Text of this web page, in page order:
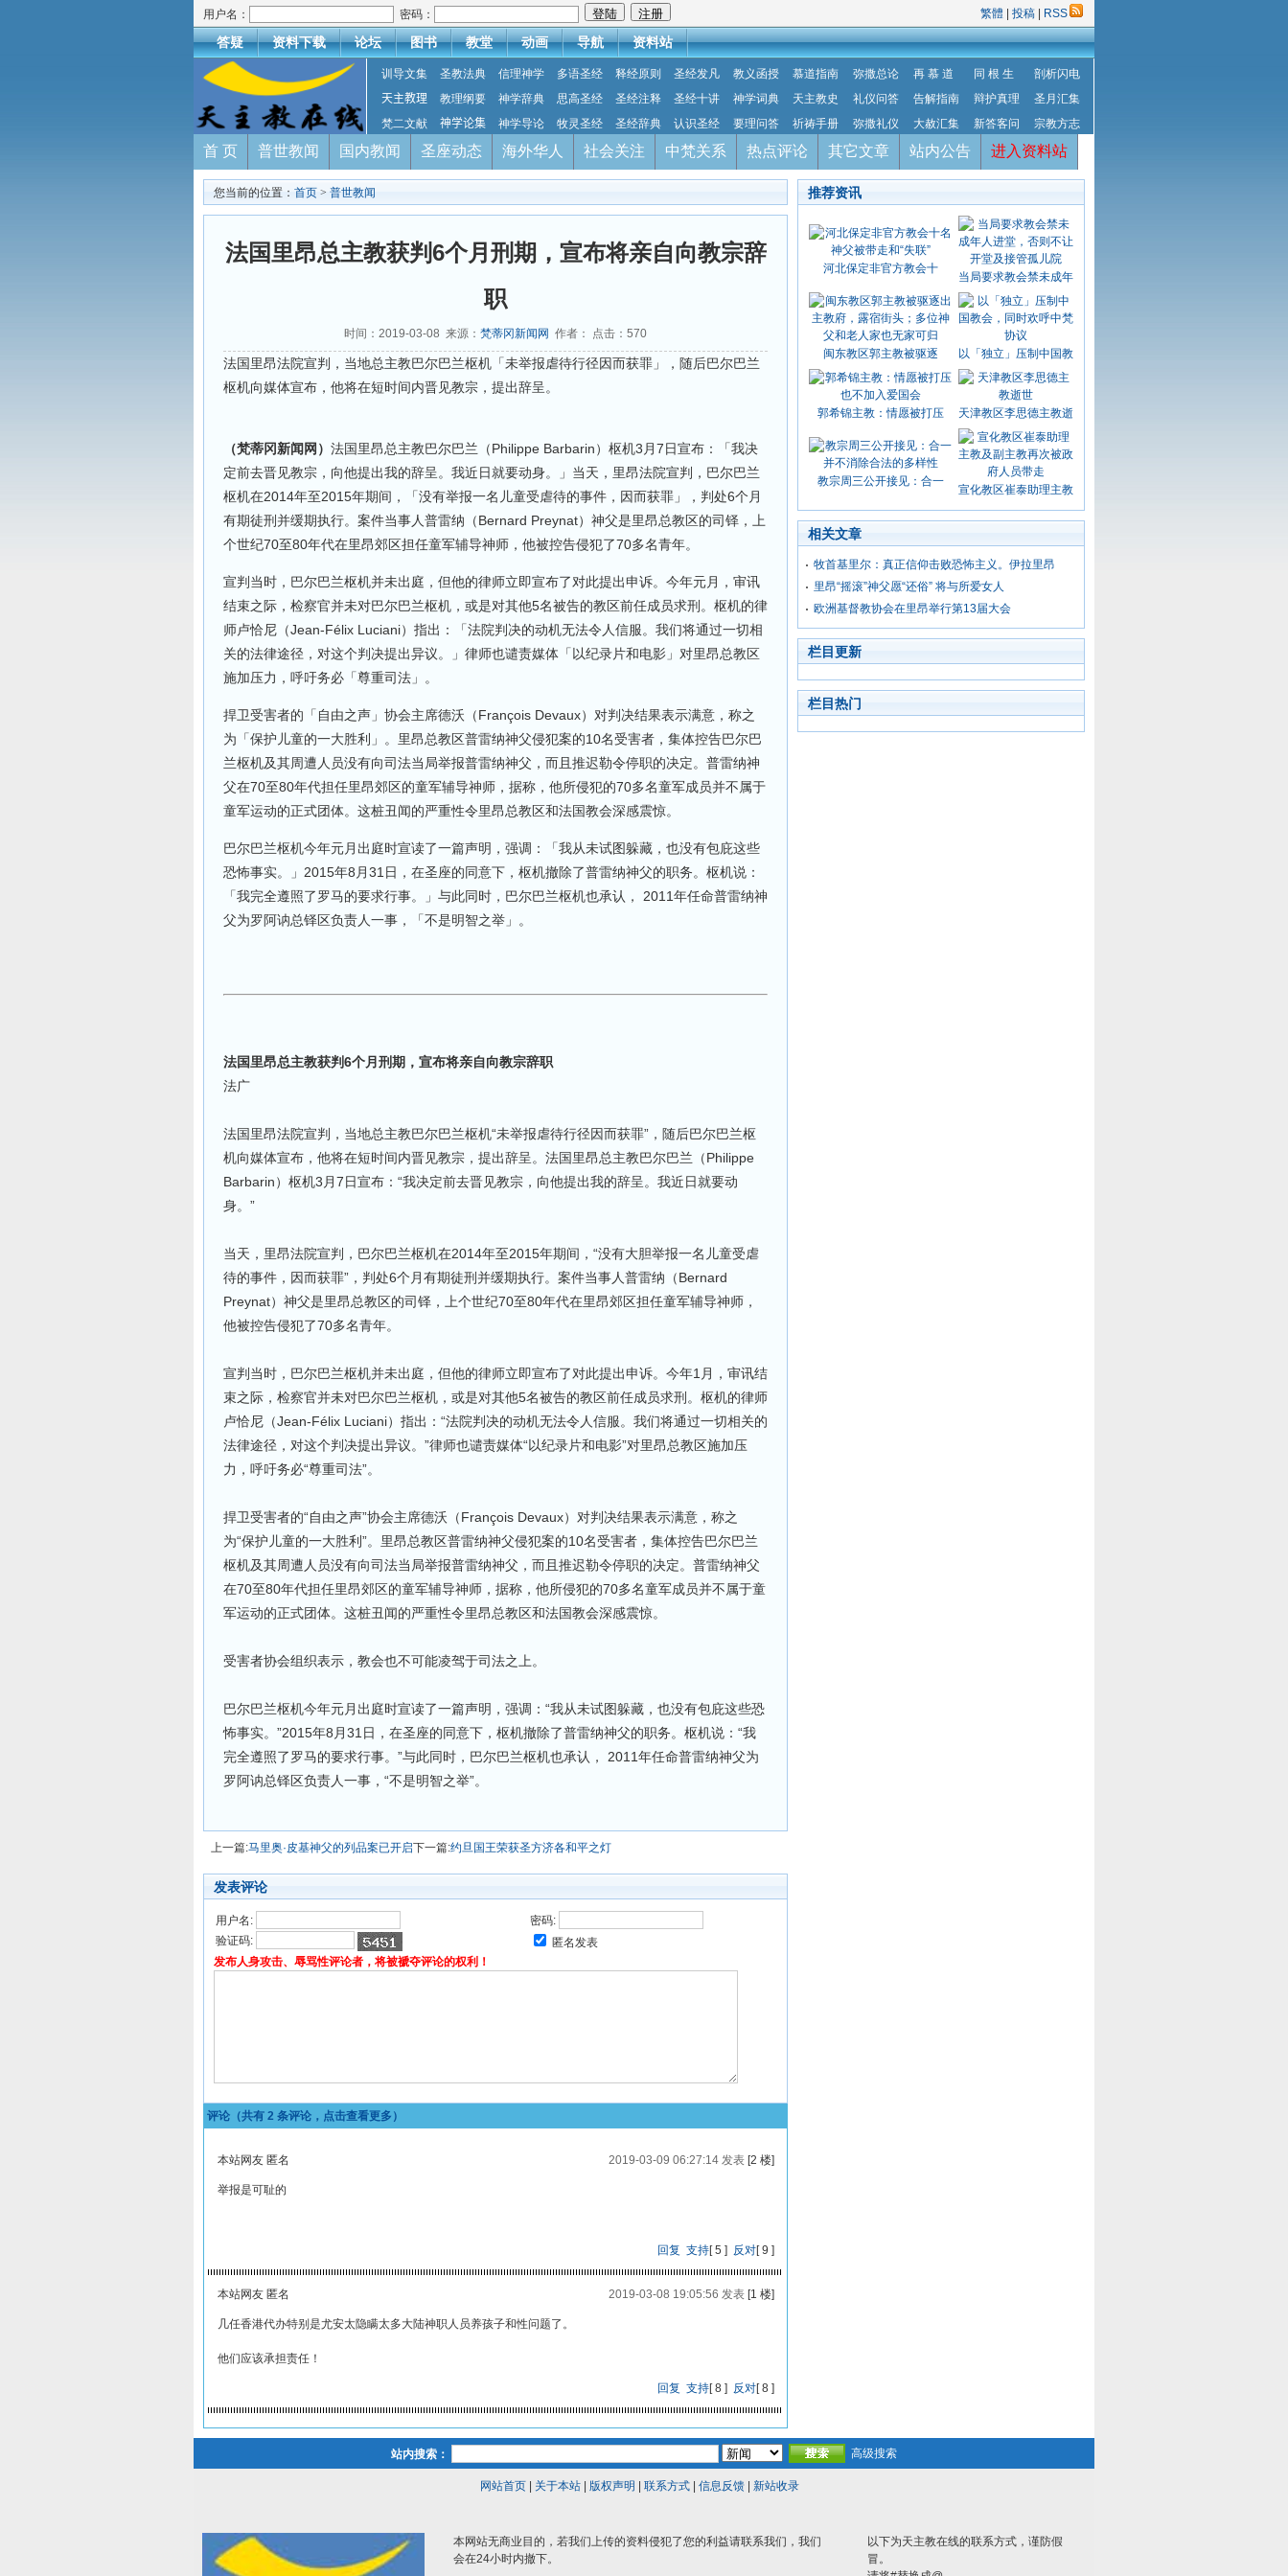
用户名： 密码： 繁體 投稿 RSS
答疑 资料下载 论坛 图书 教堂 动画 导航 资料站
训导文集 圣教法典 信理神学 多语圣经 释经原则 圣经发凡 教义函授 慕道指南 弥撒总论 再 慕 道 同 根 生
剖析闪电
天主教理
教理纲要 神学辞典 思高圣经 圣经注释 圣经十讲 神学词典 天主教史 礼仪问答 告解指南 辩护真理
圣月汇集
梵二文献
神学论集 神学导论 牧灵圣经 圣经辞典 认识圣经 要理问答 祈祷手册 弥撒礼仪 大赦汇集 新答客问 宗教方志
首 页 普世教闻 国内教闻 圣座动态 海外华人 社会关注 中梵关系 热点评论 其它文章 站内公告 进入资料站
您当前的位置： 首页 > 普世教闻
法国里昂总主教获判6个月刑期，宣布将亲自向教宗辞
职
时间：2019-03-08 来源： 梵蒂冈新闻网 作者： 点击： 570
法国里昂法院宣判，当地总主教巴尔巴兰枢机「未举报虐待行径因而获罪」，随后巴尔巴兰
枢机向媒体宣布，他将在短时间内晋见教宗，提出辞呈。
（梵蒂冈新闻网） 法国里昂总主教巴尔巴兰（Philippe Barbarin）枢机3月7日宣布：「我决
定前去晋见教宗，向他提出我的辞呈。我近日就要动身。」当天，里昂法院宣判，巴尔巴兰
枢机在2014年至2015年期间，「没有举报一名儿童受虐待的事件，因而获罪」，判处6个月
有期徒刑并缓期执行。案件当事人普雷纳（Bernard Preynat）神父是里昂总教区的司铎，上
个世纪70至80年代在里昂郊区担任童军辅导神师，他被控告侵犯了70多名青年。
宣判当时，巴尔巴兰枢机并未出庭，但他的律师立即宣布了对此提出申诉。今年元月，审讯
结束之际，检察官并未对巴尔巴兰枢机，或是对其他5名被告的教区前任成员求刑。枢机的律
师卢恰尼（Jean-Félix Luciani）指出：「法院判决的动机无法令人信服。我们将通过一切相
关的法律途径，对这个判决提出异议。」律师也谴责媒体「以纪录片和电影」对里昂总教区
施加压力，呼吁务必「尊重司法」。
捍卫受害者的「自由之声」协会主席德沃（François Devaux）对判决结果表示满意，称之
为「保护儿童的一大胜利」。里昂总教区普雷纳神父侵犯案的10名受害者，集体控告巴尔巴
兰枢机及其周遭人员没有向司法当局举报普雷纳神父，而且推迟勒令停职的决定。普雷纳神
父在70至80年代担任里昂郊区的童军辅导神师，据称，他所侵犯的70多名童军成员并不属于
童军运动的正式团体。这桩丑闻的严重性令里昂总教区和法国教会深感震惊。
巴尔巴兰枢机今年元月出庭时宣读了一篇声明，强调：「我从未试图躲藏，也没有包庇这些
恐怖事实。」2015年8月31日，在圣座的同意下，枢机撤除了普雷纳神父的职务。枢机说：
「我完全遵照了罗马的要求行事。」与此同时，巴尔巴兰枢机也承认， 2011年任命普雷纳神
父为罗阿讷总铎区负责人一事，「不是明智之举」。
法国里昂总主教获判6个月刑期，宣布将亲自向教宗辞职
法广
法国里昂法院宣判，当地总主教巴尔巴兰枢机“未举报虐待行径因而获罪”，随后巴尔巴兰枢
机向媒体宣布，他将在短时间内晋见教宗，提出辞呈。法国里昂总主教巴尔巴兰（Philippe
Barbarin）枢机3月7日宣布：“我决定前去晋见教宗，向他提出我的辞呈。我近日就要动
身。”
当天，里昂法院宣判，巴尔巴兰枢机在2014年至2015年期间，“没有大胆举报一名儿童受虐
待的事件，因而获罪”，判处6个月有期徒刑并缓期执行。案件当事人普雷纳（Bernard
Preynat）神父是里昂总教区的司铎，上个世纪70至80年代在里昂郊区担任童军辅导神师，
他被控告侵犯了70多名青年。
宣判当时，巴尔巴兰枢机并未出庭，但他的律师立即宣布了对此提出申诉。今年1月，审讯结
束之际，检察官并未对巴尔巴兰枢机，或是对其他5名被告的教区前任成员求刑。枢机的律师
卢恰尼（Jean-Félix Luciani）指出：“法院判决的动机无法令人信服。我们将通过一切相关的
法律途径，对这个判决提出异议。”律师也谴责媒体“以纪录片和电影”对里昂总教区施加压
力，呼吁务必“尊重司法”。
捍卫受害者的“自由之声”协会主席德沃（François Devaux）对判决结果表示满意，称之
为“保护儿童的一大胜利”。里昂总教区普雷纳神父侵犯案的10名受害者，集体控告巴尔巴兰
枢机及其周遭人员没有向司法当局举报普雷纳神父，而且推迟勒令停职的决定。普雷纳神父
在70至80年代担任里昂郊区的童军辅导神师，据称，他所侵犯的70多名童军成员并不属于童
军运动的正式团体。这桩丑闻的严重性令里昂总教区和法国教会深感震惊。
受害者协会组织表示，教会也不可能凌驾于司法之上。
巴尔巴兰枢机今年元月出庭时宣读了一篇声明，强调：“我从未试图躲藏，也没有包庇这些恐
怖事实。”2015年8月31日，在圣座的同意下，枢机撤除了普雷纳神父的职务。枢机说：“我
完全遵照了罗马的要求行事。”与此同时，巴尔巴兰枢机也承认， 2011年任命普雷纳神父为
罗阿讷总铎区负责人一事，“不是明智之举”。
上一篇:马里奥·皮基神父的列品案已开启下一篇:约旦国王荣获圣方济各和平之灯
发表评论
用户名:
密码:
验证码:
匿名发表
发布人身攻击、辱骂性评论者，将被褫夺评论的权利！
评论（共有 2 条评论，点击查看更多）
本站网友 匿名 2019-03-09 06:27:14 发表[2 楼]
举报是可耻的
回复 支持[5 ] 反对[9 ]
本站网友 匿名 2019-03-08 19:05:56 发表[1 楼]
几任香港代办特别是尤安太隐瞒太多大陆神职人员养孩子和性问题了。
他们应该承担责任！
回复 支持[8 ] 反对[8 ]
推荐资讯
河北保定非官方教会十
当局要求教会禁未成年
闽东教区郭主教被驱逐 以「独立」压制中国教
郭希锦主教：情愿被打压 天津教区李思德主教逝
教宗周三公开接见：合一
宣化教区崔泰助理主教
相关文章
牧首基里尔：真正信仰击败恐怖主义。伊拉里昂
里昂“摇滚”神父愿“还俗” 将与所爱女人
欧洲基督教协会在里昂举行第13届大会
栏目更新
栏目热门
站内搜索： 高级搜索
网站首页| 关于本站| 版权声明 联系方式| 信息反馈| 新站收录
本网站无商业目的，若我们上传的资料侵犯了您的利益请联系我们，我们
会在24小时内撤下。
以下为天主教在线的联系方式，谨防假
冒。